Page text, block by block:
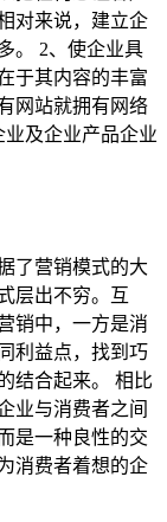
对来说，建立企
。 2、使企业具
于其内容的丰富
网站就拥有网络
及企业产品企业
了营销模式的大
层出不穷。互
销中，一方是消
利益点，找到巧
结合起来。 相比
业与消费者之间
是一种良性的交
消费者着想的企